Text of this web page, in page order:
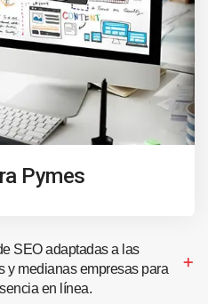
Pymes
SEO adaptadas a las
y medianas empresas para
en línea.